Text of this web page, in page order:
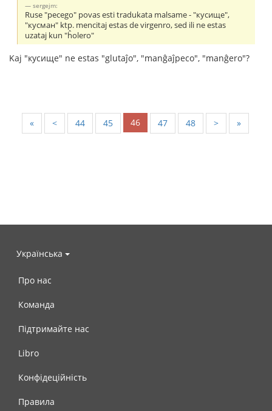
sergejm:
Ruse "pecego" povas esti tradukata malsame - "кусище",
"кусман" ktp. mencitaj estas de virgenro, sed ili ne estas
uzataj kun "ĥolero"
Kaj "кусище" ne estas "glutaĵo", "manĝaĵpeco", "manĝero"?
« < 44 45 46 47 48 > »
Українська
Про нас
Команда
Підтримайте нас
Libro
Конфідеційність
Правила